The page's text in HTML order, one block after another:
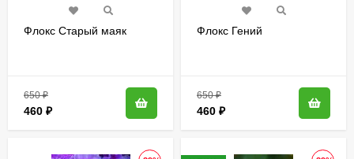
Флокс Старый маяк
650₽
460 ₽
Флокс Гений
650₽
460 ₽